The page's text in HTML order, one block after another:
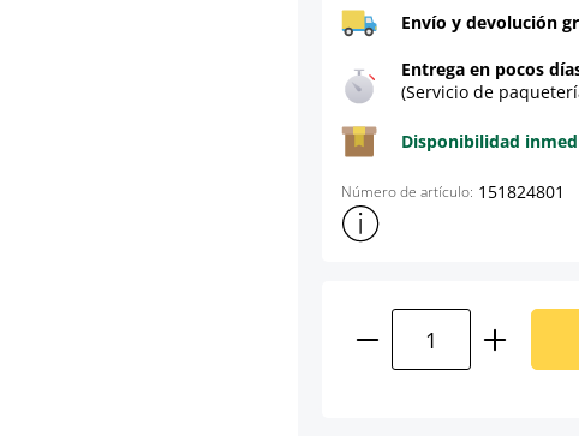
Envío y devolución
Entrega en pocos
(Servicio de
Disponibilidad
Número de artículo: 151824801
Mostrar más información
Cantidad del